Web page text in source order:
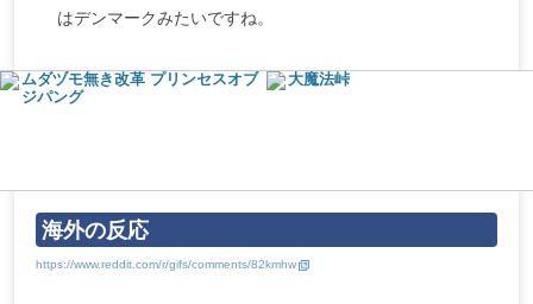
はデンマークみたいですね。
ムダヅモ無き改革 プリンセスオブ
ジパング
大魔法峠
海外の反応